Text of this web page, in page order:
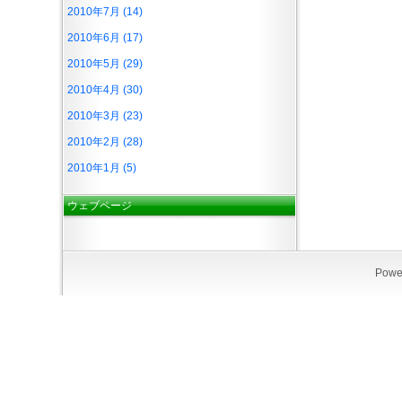
2010年7月 (14)
2010年6月 (17)
2010年5月 (29)
2010年4月 (30)
2010年3月 (23)
2010年2月 (28)
2010年1月 (5)
ウェブページ